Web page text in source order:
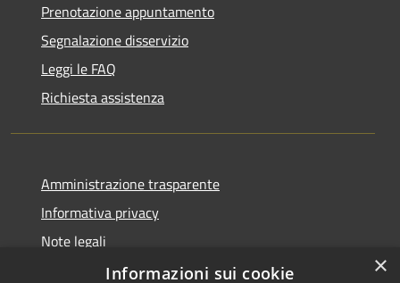
Prenotazione appuntamento
Segnalazione disservizio
Leggi le FAQ
Richiesta assistenza
Amministrazione trasparente
Informativa privacy
Note legali
Dichiarazione di accessibilità
×
Informazioni sui cookie